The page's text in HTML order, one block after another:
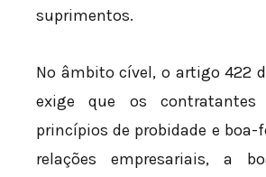
suprimentos.
No âmbito cível, o artigo 422
exige que os contratantes
princípios de probidade e boa-
relações empresariais, a